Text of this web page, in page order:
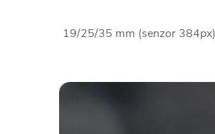
19/25/35 mm (senzor